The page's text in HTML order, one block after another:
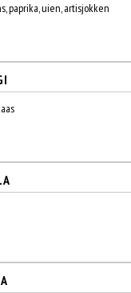
paprika, uien, artisjokken